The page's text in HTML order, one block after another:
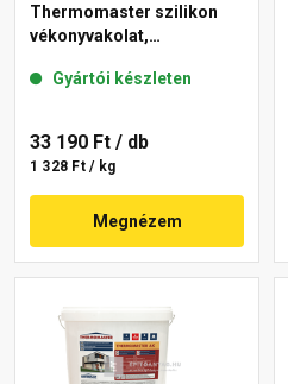
Thermomaster szilikon
vékonyvakolat,
06-E 25 kg
Gyártói készleten
33 190 Ft / db
1 328 Ft / kg
Megnézem